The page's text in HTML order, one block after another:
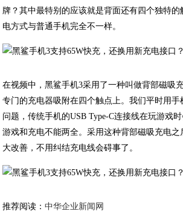
牌？其中最特别的应该就是背面还有四个独特
电方式与普通手机完全不一样。
在视频中，黑鲨手机3采用了一种叫做背部磁吸
专门的充电器吸附在四个触点上。我们平时用
问题，传统手机的USB Type-C连接线在玩游戏
游戏和充电不能两全。采用这种背部磁吸充电
大改善，不用纠结充电线会碍事了。
推荐阅读：中华企业新闻网